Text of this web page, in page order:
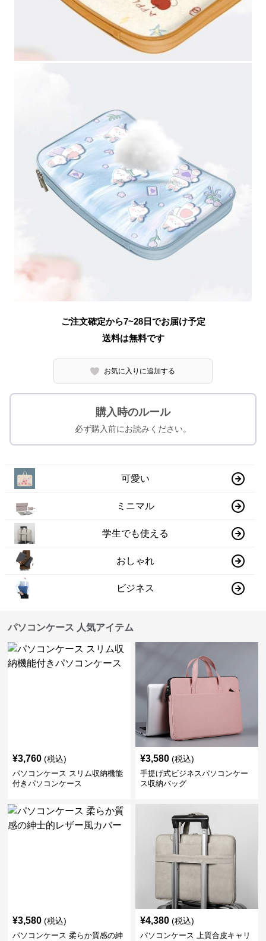
ご注文確定から7~28日でお届け予定
送料は無料です
お気に入りに追加する
購入時のルール
必ず購入前にお読みください。
可愛い
ミニマル
学生でも使える
おしゃれ
ビジネス
パソコンケース 人気アイテム
¥3,760 (税込)
パソコンケース スリム収納機能
付きパソコンケース
¥3,580 (税込)
手提げ式ビジネスパソコンケー
ス収納バッグ
¥3,580 (税込)
パソコンケース 柔らか質感の紳
¥4,380 (税込)
パソコンケース 上質合皮キャリ